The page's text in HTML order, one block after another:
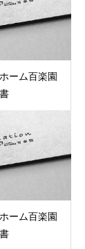
ーム百楽園
ーム百楽園